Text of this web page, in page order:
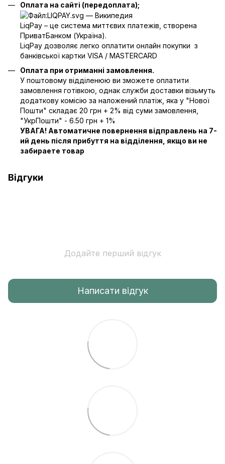
Оплата на сайті (передоплата);
LiqPay – це система миттєвих платежів, створена
ПриватБанком (Україна).
LiqPay дозволяє легко оплатити онлайн покупки з
банківської картки VISA / MASTERCARD
Оплата при отриманні замовлення.
У поштовому відділенюю ви зможете оплатити
замовлення готівкою, однак служби доставки візьмуть
додаткову комісію за наложений платіж, яка у "Нової
Пошти" складає 20 грн + 2% від суми замовлення,
"УкрПошти" - 6.50 грн + 1%
УВАГА! Автоматичне повернення відправлень на 7-
ий день після прибуття на відділення, якщо ви не
забираете товар
Відгуки
Додайте перший відгук
Написати відгук